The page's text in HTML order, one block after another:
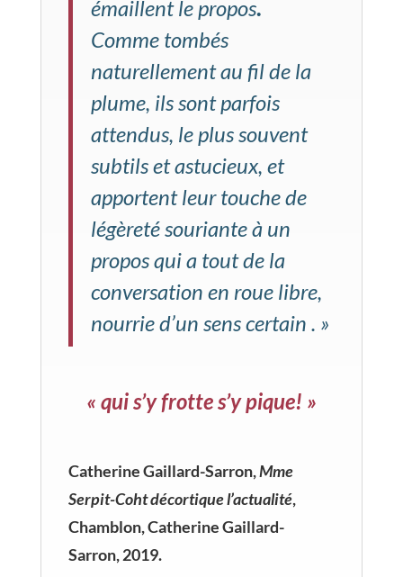
émaillent le propos
Comme tombés
naturellement au fil de la
plume, ils sont parfois
attendus, le plus souvent
subtils et astucieux, et
apportent leur touche de
légèreté souriante à un
propos qui a tout de la
conversation en roue libre,
nourrie d’un sens certain . »
« qui s’y frotte s’y pique! »
Catherine Gaillard-Sarron,Mme
Serpit-Coht décortique l’actualité,
Chamblon,Catherine Gaillard-
Sarron, 2019.